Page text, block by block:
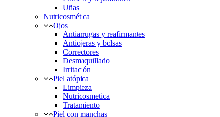
Uñas
Nutricosmética
Ojos
Antiarrugas y reafirmantes
Antiojeras y bolsas
Correctores
Desmaquillado
Irritación
Piel atópica
Limpieza
Nutricosmetica
Tratamiento
Piel con manchas